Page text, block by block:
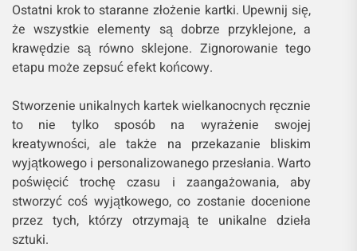
Ostatni krok to staranne złożenie kartki. Upewnij się,
że wszystkie elementy są dobrze przyklejone, a
krawędzie są równo sklejone. Zignorowanie tego
etapu może zepsuć efekt końcowy.
Stworzenie unikalnych kartek wielkanocnych ręcznie
to nie tylko sposób na wyrażenie swojej
kreatywności, ale także na przekazanie bliskim
wyjątkowego i personalizowanego przesłania. Warto
poświęcić trochę czasu i zaangażowania, aby
stworzyć coś wyjątkowego, co zostanie docenione
przez tych, którzy otrzymają te unikalne dzieła
sztuki.